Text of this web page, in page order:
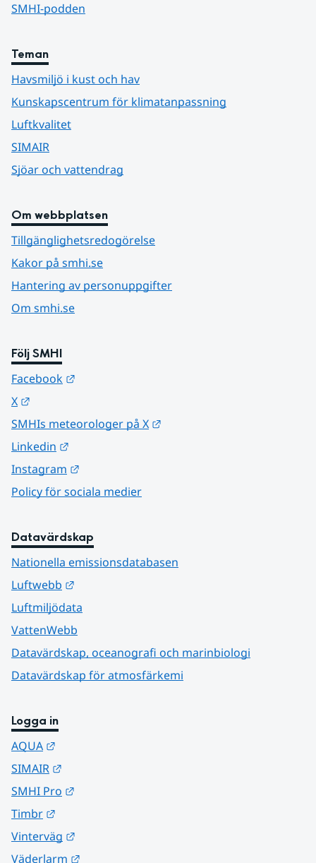
SMHI-podden
Teman
Havsmiljö i kust och hav
Kunskapscentrum för klimatanpassning
Luftkvalitet
SIMAIR
Sjöar och vattendrag
Om webbplatsen
Tillgänglighetsredogörelse
Kakor på smhi.se
Hantering av personuppgifter
Om smhi.se
Följ SMHI
Facebook
X
SMHIs meteorologer på X
Linkedin
Instagram
Policy för sociala medier
Datavärdskap
Nationella emissionsdatabasen
Luftwebb
Luftmiljödata
VattenWebb
Datavärdskap, oceanografi och marinbiologi
Datavärdskap för atmosfärkemi
Logga in
AQUA
SIMAIR
SMHI Pro
Timbr
Vinterväg
Väderlarm